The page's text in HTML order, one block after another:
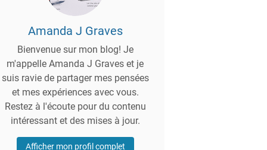
Amanda J Graves
Bienvenue sur mon blog! Je
m'appelle Amanda J Graves et je
suis ravie de partager mes pensées
et mes expériences avec vous.
Restez à l'écoute pour du contenu
intéressant et des mises à jour.
Afficher mon profil complet